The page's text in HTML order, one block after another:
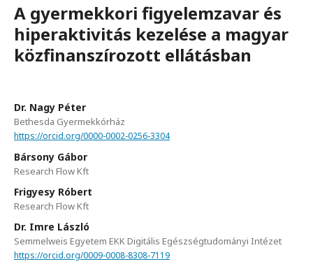
A gyermekkori figyelemzavar és
hiperaktivitás kezelése a magyar
közfinanszírozott ellátásban
Dr. Nagy Péter
Bethesda Gyermekkórház
https://orcid.org/0000-0002-0256-3304
Bársony Gábor
Research Flow Kft
Frigyesy Róbert
Research Flow Kft
Dr. Imre László
Semmelweis Egyetem EKK Digitális Egészségtudományi Intézet
https://orcid.org/0009-0008-8308-7119